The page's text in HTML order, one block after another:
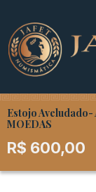
Estojo Aveludado-
MOEDAS
R$ 600,00